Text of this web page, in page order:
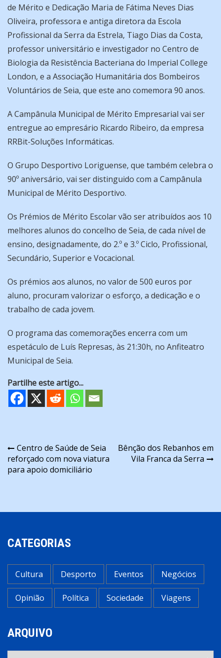
de Mérito e Dedicação Maria de Fátima Neves Dias
Oliveira, professora e antiga diretora da Escola
Profissional da Serra da Estrela, Tiago Dias da Costa,
professor universitário e investigador no Centro de
Biologia da Resistência Bacteriana do Imperial College
London, e a Associação Humanitária dos Bombeiros
Voluntários de Seia, que este ano comemora 90 anos.
A Campânula Municipal de Mérito Empresarial vai ser
entregue ao empresário Ricardo Ribeiro, da empresa
RRBit-Soluções Informáticas.
O Grupo Desportivo Loriguense, que também celebra o
90º aniversário, vai ser distinguido com a Campânula
Municipal de Mérito Desportivo.
Os Prémios de Mérito Escolar vão ser atribuídos aos 10
melhores alunos do concelho de Seia, de cada nível de
ensino, designadamente, do 2.º e 3.º Ciclo, Profissional,
Secundário, Superior e Vocacional.
Os prémios aos alunos, no valor de 500 euros por
aluno, procuram valorizar o esforço, a dedicação e o
trabalho de cada jovem.
O programa das comemorações encerra com um
espetáculo de Luís Represas, às 21:30h, no Anfiteatro
Municipal de Seia.
Partilhe este artigo...
Navegação
de
Centro de Saúde de Seia
reforçado com nova viatura
para apoio domiciliário
Bênção dos Rebanhos em
Vila Franca da Serra
CATEGORIAS
Cultura Desporto Eventos Negócios
Opinião Política Sociedade Viagens
ARQUIVO
Arquivo